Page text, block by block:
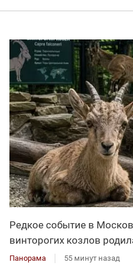
Редкое событие в
винторогих козлов
Панорама 55 минут назад